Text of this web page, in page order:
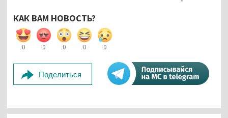
КАК ВАМ НОВОСТЬ?
0 0 0 0 0
Поделиться